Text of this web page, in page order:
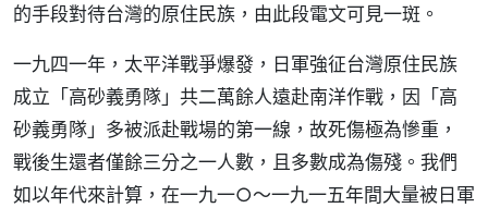
的手段對待台灣的原住民族，由此段電文可見一斑。
一九四一年，太平洋戰爭爆發，日軍強征台灣原住民族
成立「高砂義勇隊」共二萬餘人遠赴南洋作戰，因「高
砂義勇隊」多被派赴戰場的第一線，故死傷極為慘重，
戰後生還者僅餘三分之一人數，且多數成為傷殘。我們
如以年代來計算，在一九一○～一九一五年間大量被日軍